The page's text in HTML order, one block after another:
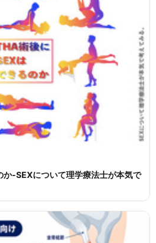
-SEXについて理学療法士が本気で